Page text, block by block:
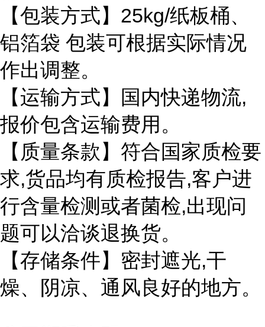
【包装方式】 25kg/纸板桶、
铝箔袋 包装可根据实际情况
作出调整。
【运输方式】国内快递物流,
报价包含运输费用。
【质量条款】符合国家质检要
求,货品均有质检报告,客户进
行含量检测或者菌检,出现问
题可以洽谈退换货。
【存储条件】密封遮光,干
燥、阴凉、通风良好的地方。